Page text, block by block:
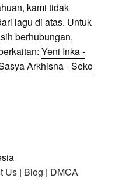
kami tidak
lagu di atas. Untuk
berhubungan,
Yeni Inka -
Arkhisna - Seko
Us| Blog | DMCA